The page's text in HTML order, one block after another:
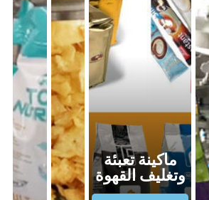
ماكينة تعبئة
وتغليف القهوة